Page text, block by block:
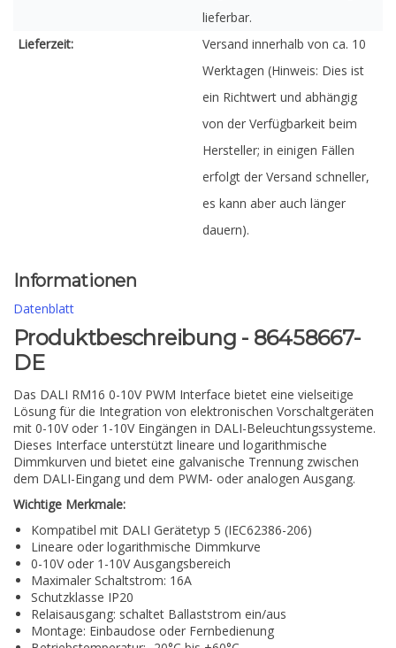
lieferbar.
Lieferzeit:
Versand innerhalb von ca. 10
Werktagen (Hinweis: Dies ist
ein Richtwert und abhängig
von der Verfügbarkeit beim
Hersteller; in einigen Fällen
erfolgt der Versand schneller,
es kann aber auch länger
dauern).
Informationen
Datenblatt
Produktbeschreibung - 86458667-
DE
Das DALI RM16 0-10V PWM Interface bietet eine vielseitige
Lösung für die Integration von elektronischen Vorschaltgeräten
mit 0-10V oder 1-10V Eingängen in DALI-Beleuchtungssysteme.
Dieses Interface unterstützt lineare und logarithmische
Dimmkurven und bietet eine galvanische Trennung zwischen
dem DALI-Eingang und dem PWM- oder analogen Ausgang.
Wichtige Merkmale:
Kompatibel mit DALI Gerätetyp 5 (IEC62386-206)
Lineare oder logarithmische Dimmkurve
0-10V oder 1-10V Ausgangsbereich
Maximaler Schaltstrom: 16A
Schutzklasse IP20
Relaisausgang: schaltet Ballaststrom ein/aus
Montage: Einbaudose oder Fernbedienung